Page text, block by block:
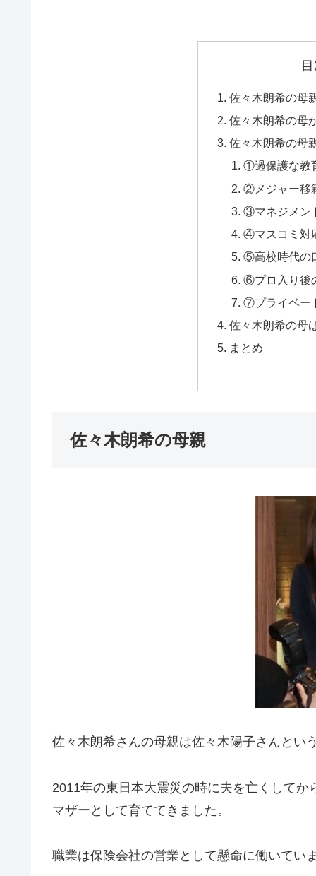
佐々木朗希の母
佐々木朗希の母
佐々木朗希の母
①過保護な教
②メジャー移
③マネジメン
④マスコミ対
⑤高校時代の
⑥プロ入り後
⑦プライベー
佐々木朗希の母
まとめ
佐々木朗希の母親
佐々木朗希さんの母親は佐々木陽子さんとい
2011年の東日本大震災の時に夫を亡くして
マザーとして育ててきました。
職業は保険会社の営業として懸命に働いてい